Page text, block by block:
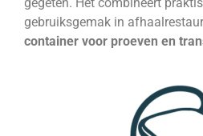
gebruiksgemak in
container voor proeven en